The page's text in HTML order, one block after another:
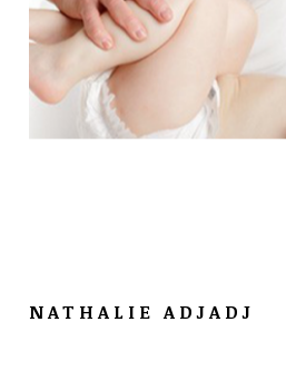
NATHALIE ADJADJ